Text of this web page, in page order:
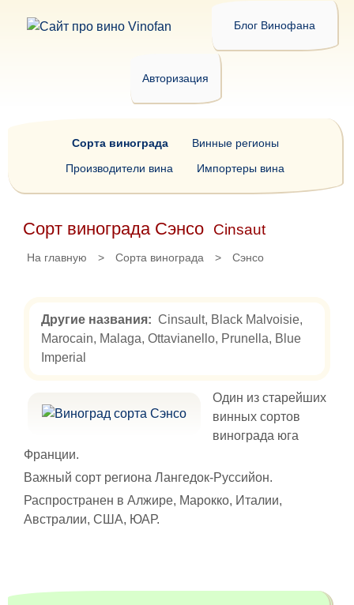
Блог Винофана
Авторизация
Сорт винограда Сэнсо Cinsaut
На главную > Сорта винограда > Сэнсо
Другие названия: Cinsault, Black Malvoisie,
Marocain, Malaga, Ottavianello, Prunella, Blue
Imperial
Один из старейших
винных сортов
винограда юга
Франции.
Важный сорт региона Лангедок-Руссийон.
Распространен в Алжире, Марокко, Италии,
Австралии, США, ЮАР.
Сорта винограда
Винные регионы
Производители вина
Импортеры вина